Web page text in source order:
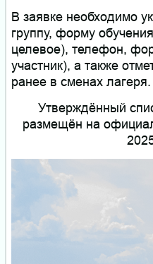
В заявке необходимо
группу, форму
целевое), телефон,
участник), а также
ранее в сменах лагеря.
Утверждённый
размещён на